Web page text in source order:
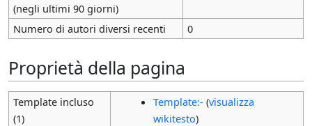
(negli ultimi 90 giorni)
Numero di autori diversi recenti 0
Proprietà della pagina
Template incluso
(1)
Template:- (visualizza
wikitesto)